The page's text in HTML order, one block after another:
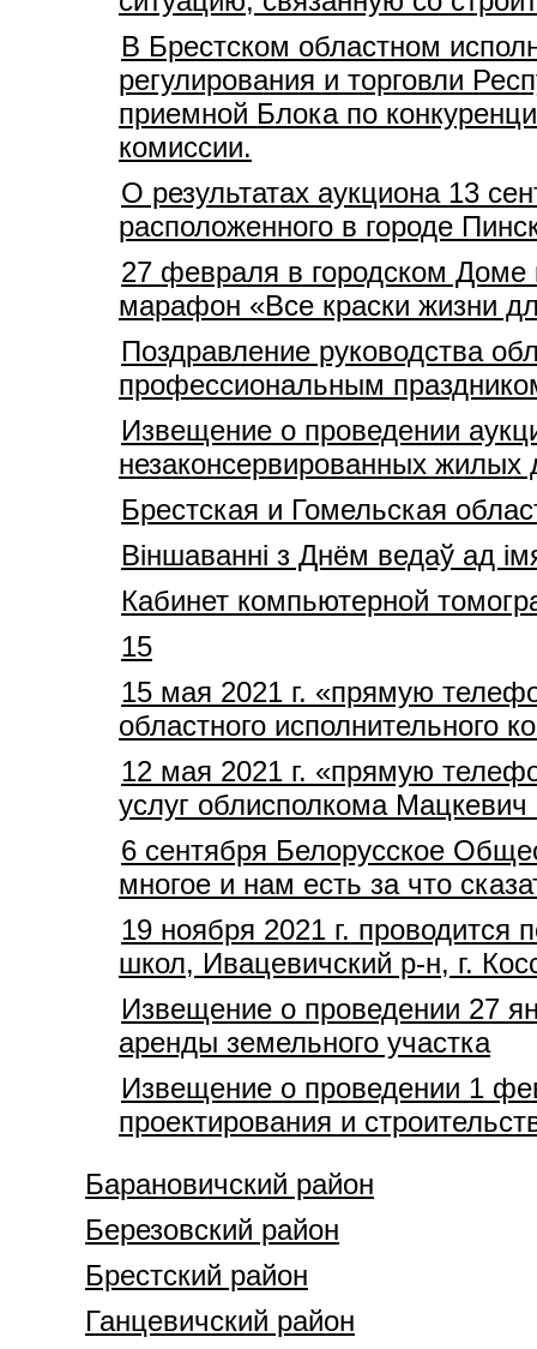
В Брестском областном
регулирования и торговли
приемной Блока по
комиссии.
О результатах аукциона 13
расположенного в городе
27 февраля в городском Доме
марафон «Все краски жизни
Поздравление руководства
профессиональным
Извещение о проведении
незаконсервированных жилых
Брестская и Гомельская
Віншаванні з Днём ведаў ад
Кабинет компьютерной
15
15 мая 2021 г. «прямую
областного исполнительного
12 мая 2021 г. «прямую
услуг облисполкома
6 сентября Белорусское
многое и нам есть за что
19 ноября 2021 г. проводится
школ, Ивацевичский р-н, г.
Извещение о проведении 27
аренды земельного участка
Извещение о проведении 1
проектирования и
Барановичский район
Березовский район
Брестский район
Ганцевичский район